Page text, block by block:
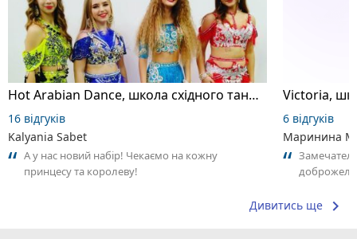
Hot Arabian Dance, школа східного танцю
16 відгуків
Kalyania Sabet
А у нас новий набір! Чекаємо на кожну
принцесу та королеву!
6 відгуків
Маринина
Дивитись ще keyboard_arrow_right